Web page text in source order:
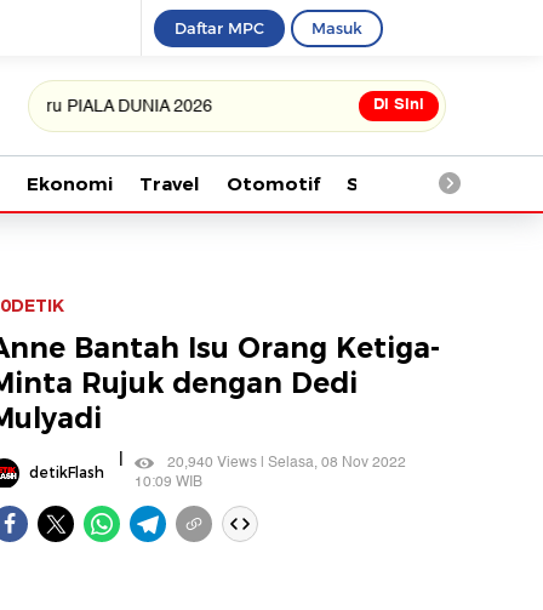
Daftar MPC Masuk
DUNIA 2026 Di Sini
Ekonomi Travel Otomotif Saintek
Bantah Isu Orang Ketiga-
Rujuk dengan Dedi
detikFlash |
20,940 Views | Selasa, 08 Nov 2022
10:09 WIB